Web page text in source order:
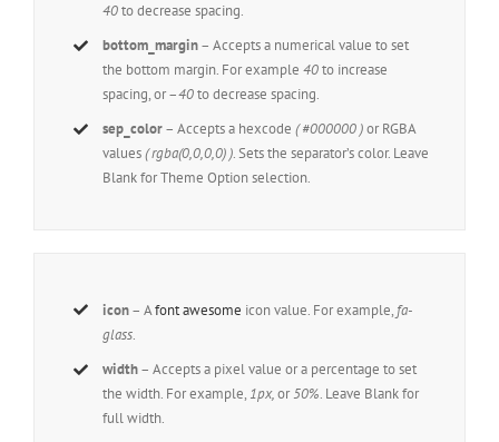
40to decrease spacing.
bottom_margin– Accepts a numerical value to set
the bottom margin. For example40to increase
spacing, or –40to decrease spacing.
sep_color– Accepts a hexcode( #000000 )or RGBA
values( rgba(0,0,0,0) ). Sets the separator’s color. Leave
Blank for Theme Option selection.
icon– Afont awesome icon value. For example, fa-
glass.
width– Accepts a pixel value or a percentage to set
the width. For example, 1px,or50%. Leave Blank for
full width.